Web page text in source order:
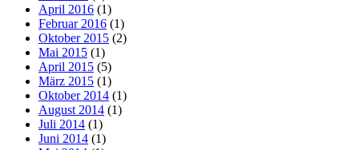
April 2016 (1)
Februar 2016 (1)
Oktober 2015 (2)
Mai 2015 (1)
April 2015 (5)
März 2015 (1)
Oktober 2014 (1)
August 2014 (1)
Juli 2014 (1)
Juni 2014 (1)